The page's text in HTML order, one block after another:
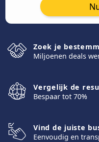
Zoek je
Miljoenen deals
Vergelijk de
Bespaar tot 70%
Vind de juiste
Eenvoudig en